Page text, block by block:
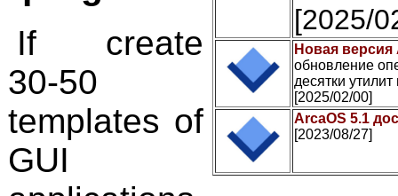
If create
30-50
templates of
GUI
[2025/
Новая версия
обновление
десятки
[2025/02/00]
ArcaOS 5.1
[2023/08/27]